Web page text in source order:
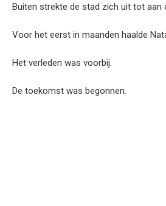
Buiten strekte de stad zich uit tot aan
Voor het eerst in maanden haalde
Het verleden was voorbij.
De toekomst was begonnen.